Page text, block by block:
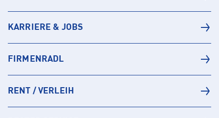
KARRIERE & JOBS
FIRMENRADL
RENT / VERLEIH